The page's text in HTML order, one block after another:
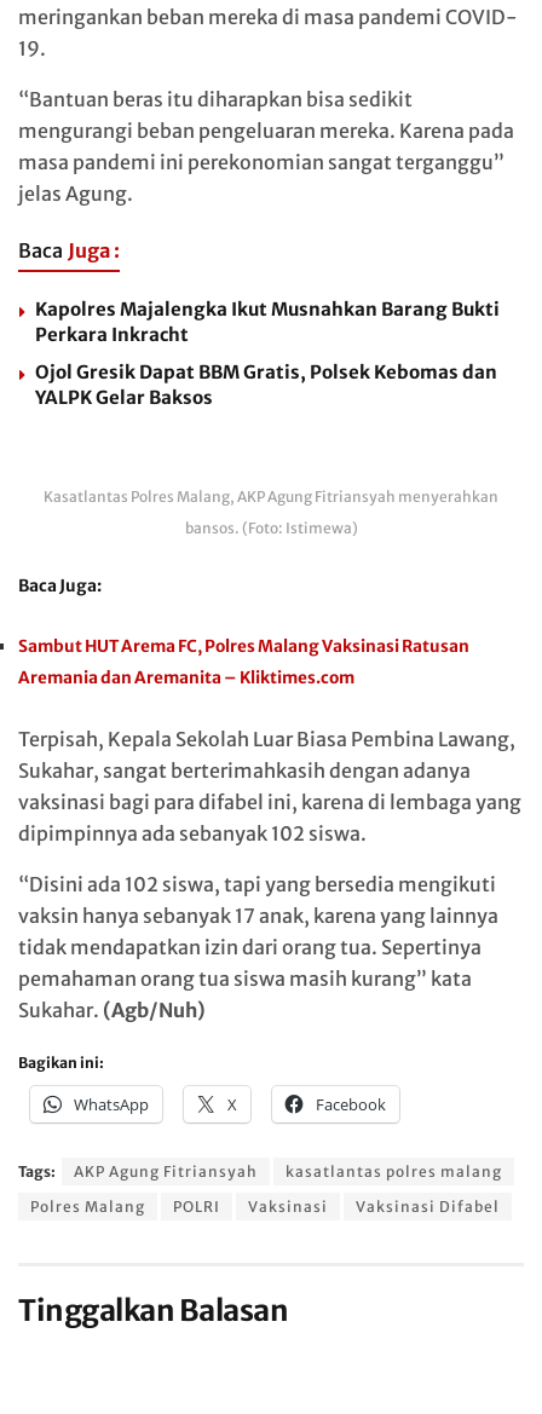
meringankan beban mereka di masa pandemi COVID-
19.
“Bantuan beras itu diharapkan bisa sedikit
mengurangi beban pengeluaran mereka. Karena pada
masa pandemi ini perekonomian sangat terganggu”
jelas Agung.
Baca Juga :
Kapolres Majalengka Ikut Musnahkan Barang Bukti
Perkara Inkracht
Ojol Gresik Dapat BBM Gratis, Polsek Kebomas dan
YALPK Gelar Baksos
Kasatlantas Polres Malang, AKP Agung Fitriansyah menyerahkan
bansos. (Foto: Istimewa)
Baca Juga:
Sambut HUT Arema FC, Polres Malang Vaksinasi Ratusan
Aremania dan Aremanita – Kliktimes.com
Terpisah, Kepala Sekolah Luar Biasa Pembina Lawang,
Sukahar, sangat berterimahkasih dengan adanya
vaksinasi bagi para difabel ini, karena di lembaga yang
dipimpinnya ada sebanyak 102 siswa.
“Disini ada 102 siswa, tapi yang bersedia mengikuti
vaksin hanya sebanyak 17 anak, karena yang lainnya
tidak mendapatkan izin dari orang tua. Sepertinya
pemahaman orang tua siswa masih kurang” kata
Sukahar. (Agb/Nuh)
Bagikan ini:
WhatsApp X Facebook
Tags: AKP Agung Fitriansyah
kasatlantas polres malang
Polres Malang
POLRI Vaksinasi Vaksinasi Difabel
Tinggalkan Balasan